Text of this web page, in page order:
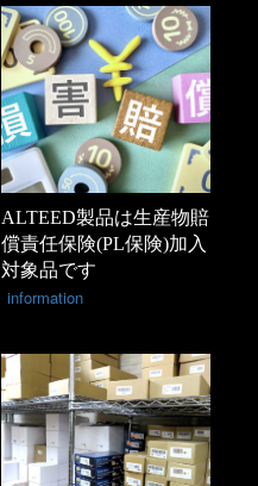
ALTEED製品は生産物賠
償責任保険(PL保険)加入
対象品です
information